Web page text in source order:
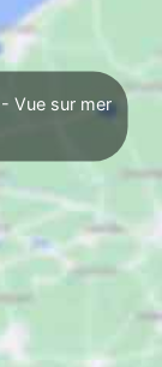
Vue sur mer